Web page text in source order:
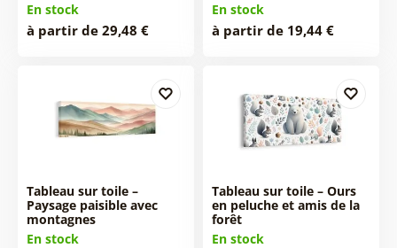
En stock
à partir de 29,48 €
En stock
à partir de 19,44 €
Tableau sur toile –
Paysage paisible avec
montagnes
En stock
Tableau sur toile – Ours
en peluche et amis de la
forêt
En stock